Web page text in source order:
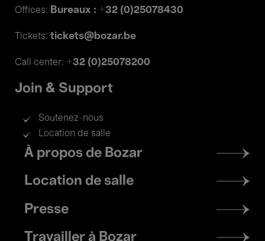
Offices: Bureaux : +32 (0)25078430
Tickets: tickets@bozar.be
Call center: +32 (0)25078200
Join & Support
Soutenez-nous
Location de salle
Footer
menu
À propos de Bozar
Location de salle
Presse
Travailler à Bozar